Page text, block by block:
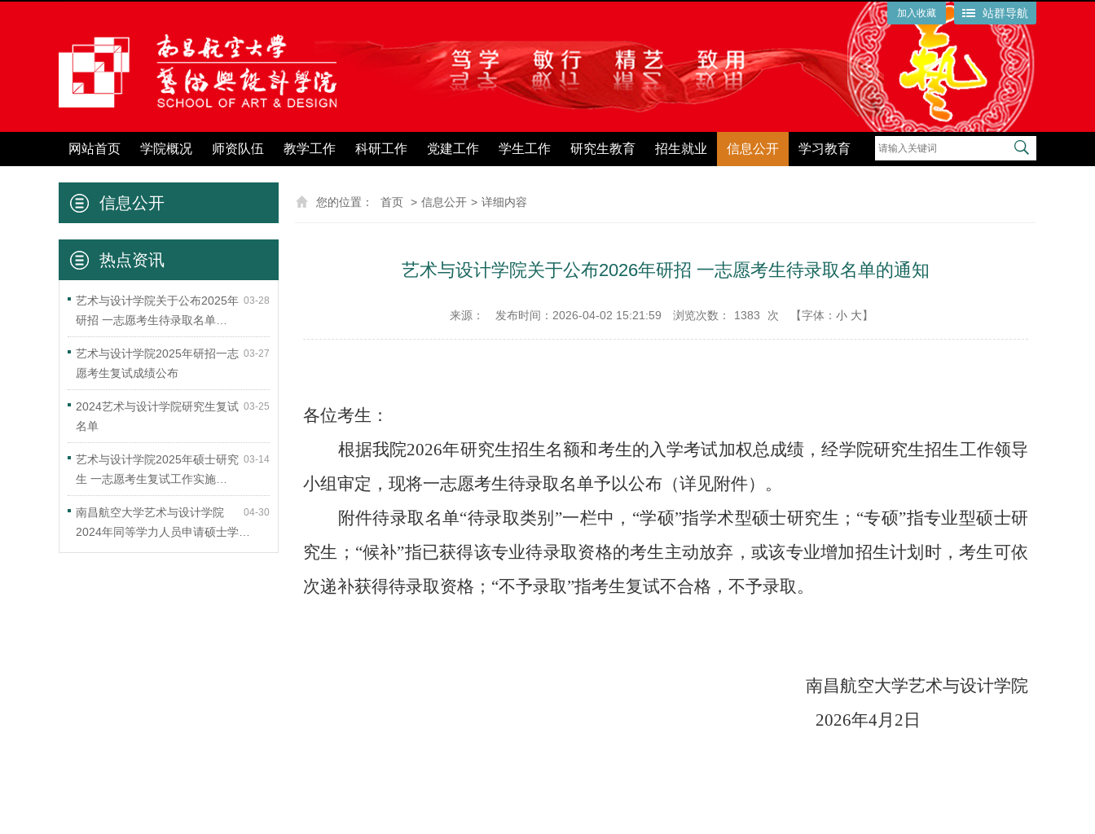
站群导航
加入收藏
网站首页 学院概况 师资队伍 教学工作 科研工作 党建工作 学生工作 研究生教育 招生就业 信息公开 学习教育
信息公开
热点资讯
03-28
艺术与设计学院关于公布2025年
研招 一志愿考生待录取名单…
03-27
艺术与设计学院2025年研招一志
愿考生复试成绩公布
03-25
2024艺术与设计学院研究生复试
名单
03-14
艺术与设计学院2025年硕士研究
生 一志愿考生复试工作实施…
04-30
南昌航空大学艺术与设计学院
2024年同等学力人员申请硕士学…
您的位置： 首页 > 信息公开 > 详细内容
艺术与设计学院关于公布2026年研招 一志愿考生待录取名单的通知
来源： 发布时间：2026-04-02 15:21:59 浏览次数： 1383 次 【字体： 小 大】
各位考生：
根据我院2026年研究生招生名额和考生的入学考试加权总成绩，经学院研究生招生工作领导
小组审定，现将一志愿考生待录取名单予以公布（详见附件）。
附件待录取名单“待录取类别”一栏中，“学硕”指学术型硕士研究生；“专硕”指专业型硕士研
究生；“候补”指已获得该专业待录取资格的考生主动放弃，或该专业增加招生计划时，考生可依
次递补获得待录取资格；“不予录取”指考生复试不合格，不予录取。
南昌航空大学艺术与设计学院
2026年4月 2 日